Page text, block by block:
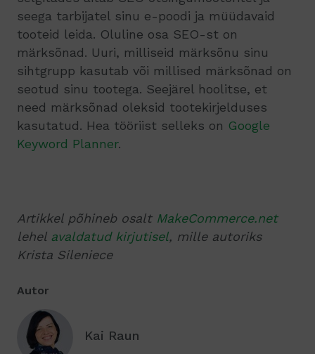
seega tarbijatel sinu e-poodi ja müüdavaid
tooteid leida. Oluline osa SEO-st on
märksõnad. Uuri, milliseid märksõnu sinu
sihtgrupp kasutab või millised märksõnad on
seotud sinu tootega. Seejärel hoolitse, et
need märksõnad oleksid tootekirjelduses
kasutatud. Hea tööriist selleks on Google
Keyword Planner.
Artikkel põhineb osalt MakeCommerce.net
lehel avaldatud kirjutisel, mille autoriks
Krista Sileniece
Autor
Kai Raun